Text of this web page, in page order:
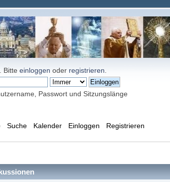
. Bitteeinloggen oder registrieren
Passwort und Sitzungslänge
Suche Kalender Einloggen Registrieren